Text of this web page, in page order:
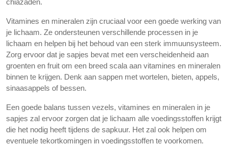
chiazaden.
Vitamines en mineralen zijn cruciaal voor een goede werking van
je lichaam. Ze ondersteunen verschillende processen in je
lichaam en helpen bij het behoud van een sterk immuunsysteem.
Zorg ervoor dat je sapjes bevat met een verscheidenheid aan
groenten en fruit om een breed scala aan vitamines en mineralen
binnen te krijgen. Denk aan sappen met wortelen, bieten, appels,
sinaasappels of bessen.
Een goede balans tussen vezels, vitamines en mineralen in je
sapjes zal ervoor zorgen dat je lichaam alle voedingsstoffen krijgt
die het nodig heeft tijdens de sapkuur. Het zal ook helpen om
eventuele tekortkomingen in voedingsstoffen te voorkomen.